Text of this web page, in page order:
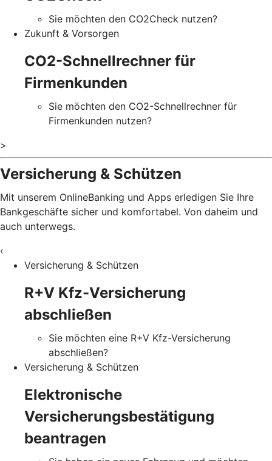
Sie möchten den CO2Check nutzen?
Zukunft & Vorsorgen
CO2-Schnellrechner für
Firmenkunden
Sie möchten den CO2-Schnellrechner für
Firmenkunden nutzen?
>
Versicherung & Schützen
Mit unserem OnlineBanking und Apps erledigen Sie Ihre
Bankgeschäfte sicher und komfortabel. Von daheim und
auch unterwegs.
‹
Versicherung & Schützen
R+V Kfz-Versicherung
abschließen
Sie möchten eine R+V Kfz-Versicherung
abschließen?
Versicherung & Schützen
Elektronische
Versicherungsbestätigung
beantragen